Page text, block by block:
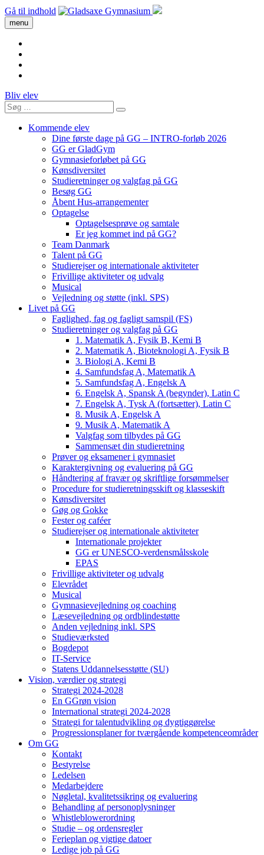
Gå til indhold
menu
Bliv elev
Kommende elev
Dine første dage på GG – INTRO-forløb 2026
GG er GladGym
Gymnasieforløbet på GG
Kønsdiversitet
Studieretninger og valgfag på GG
Besøg GG
Åbent Hus-arrangementer
Optagelse
Optagelsesprøve og samtale
Er jeg kommet ind på GG?
Team Danmark
Talent på GG
Studierejser og internationale aktiviteter
Frivillige aktiviteter og udvalg
Musical
Vejledning og støtte (inkl. SPS)
Livet på GG
Faglighed, fag og fagligt samspil (FS)
Studieretninger og valgfag på GG
1. Matematik A, Fysik B, Kemi B
2. Matematik A, Bioteknologi A, Fysik B
3. Biologi A, Kemi B
4. Samfundsfag A, Matematik A
5. Samfundsfag A, Engelsk A
6. Engelsk A, Spansk A (begynder), Latin C
7. Engelsk A, Tysk A (fortsætter), Latin C
8. Musik A, Engelsk A
9. Musik A, Matematik A
Valgfag som tilbydes på GG
Sammensæt din studieretning
Prøver og eksamener i gymnasiet
Karaktergivning og evaluering på GG
Håndtering af fravær og skriftlige forsømmelser
Procedure for studieretningsskift og klasseskift
Kønsdiversitet
Gøg og Gokke
Fester og caféer
Studierejser og internationale aktiviteter
Internationale projekter
GG er UNESCO-verdensmålsskole
EPAS
Frivillige aktiviteter og udvalg
Elevrådet
Musical
Gymnasievejledning og coaching
Læsevejledning og ordblindestøtte
Anden vejledning inkl. SPS
Studieværksted
Bogdepot
IT-Service
Statens Uddannelsesstøtte (SU)
Vision, værdier og strategi
Strategi 2024-2028
En GGrøn vision
International strategi 2024-2028
Strategi for talentudvikling og dygtiggørelse
Progressionsplaner for tværgående kompetenceområder
Om GG
Kontakt
Bestyrelse
Ledelsen
Medarbejdere
Nøgletal, kvalitetssikring og evaluering
Behandling af personoplysninger
Whistleblowerordning
Studie – og ordensregler
Ferieplan og vigtige datoer
Ledige job på GG